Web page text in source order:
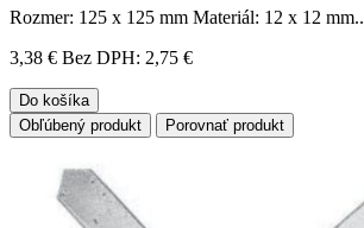
Rozmer: 125 x 125 mm Materiál: 12 x 12 mm..
3,38 € Bez DPH: 2,75 €
Do košíka
Obľúbený produkt
Porovnať produkt